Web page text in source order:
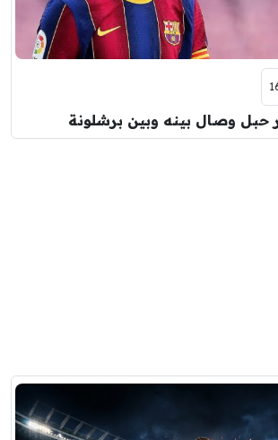
وصال بينه وبين برشلونة